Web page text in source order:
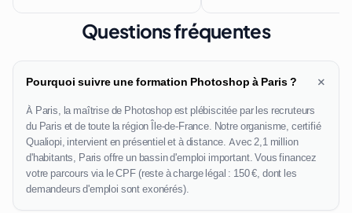
Questions fréquentes
Pourquoi suivre une formation Photoshop à Paris ? +
À Paris, la maîtrise de Photoshop est plébiscitée par les recruteurs
du Paris et de toute la région Île-de-France. Notre organisme, certifié
Qualiopi, intervient en présentiel et à distance. Avec 2,1 million
d'habitants, Paris offre un bassin d'emploi important. Vous financez
votre parcours via le CPF (reste à charge légal : 150 €, dont les
demandeurs d'emploi sont exonérés).